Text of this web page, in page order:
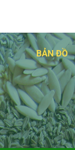
BẢN ĐỒ